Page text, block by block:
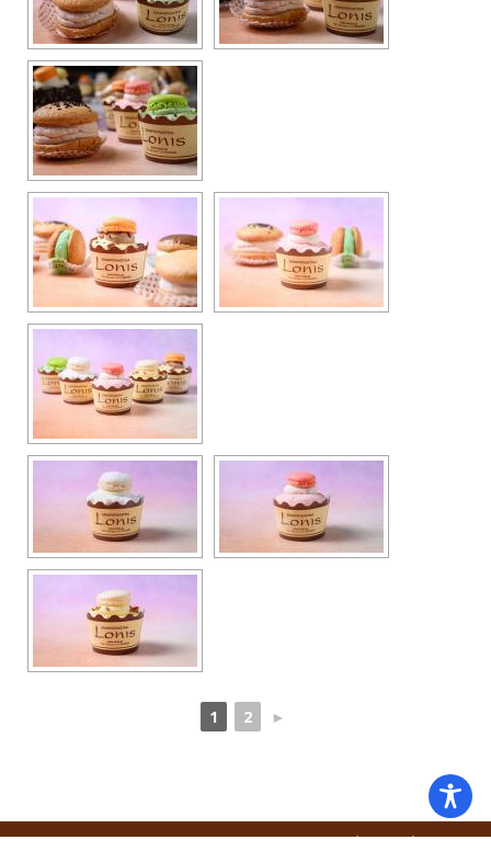
1 2 ►
Ζαχαροπλαστεία Lonis © 2012-2026|Πολιτική Απορρήτου|